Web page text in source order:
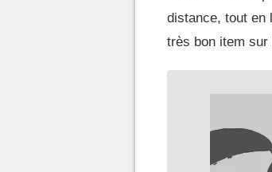
distance, tout en
très bon item sur